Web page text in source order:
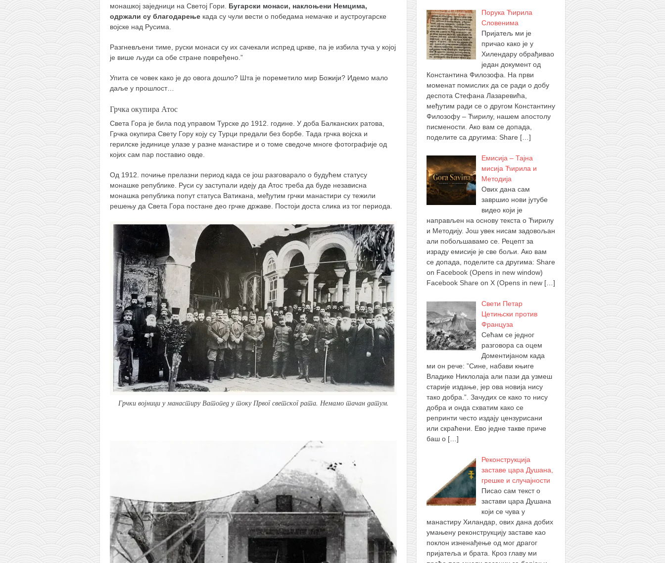
монашкој заједници на Светој Гори. Бугарски монаси, наклоњени Немцима,
одржали су благодарење када су чули вести о победама немачке и аустроугарске
војске над Русима.
Разгневљени тиме, руски монаси су их сачекали испред цркве, па је избила туча у којој
је више људи са обе стране повређено.”
Упита се човек како је до овога дошло? Шта је пореметило мир Божији? Идемо мало
даље у прошлост…
Грчка окупира Атос
Света Гора је била под управом Турске до 1912. године. У доба Балканских ратова,
Грчка окупира Свету Гору коју су Турци предали без борбе. Тада грчка војска и
герилске јединице улазе у разне манастире и о томе сведоче многе фотографије од
којих сам пар поставио овде.
Од 1912. почиње прелазни период када се још разговарало о будућем статусу
монашке републике. Руси су заступали идеју да Атос треба да буде независна
монашка република попут статуса Ватикана, међутим грчки манастири су тежили
решењу да Света Гора постане део грчке државе. Постоји доста слика из тог периода.
Грчки војници у манастиру Ватопед у току Првог светског рата. Немамо тачан датум.
Порука Ћирила
Словенима
Пријатељ ми је
причао како је у
Хилендару обрађивао
један документ од
Константина Филозофа. На први
моменат помислих да се ради о добу
деспота Стефана Лазаревића,
међутим ради се о другом Константину
Филозофу – Ћирилу, нашем апостолу
писмености. Ако вам се допада,
поделите са другима: Share […]
Емисија – Тајна
мисија Ћирила и
Методија
Ових дана сам
завршио нови јутубе
видео који је
направљен на основу текста о Ћирилу
и Методију. Још увек нисам задовољан
али побољшавамо се. Рецепт за
израду емисије је све бољи. Ако вам
се допада, поделите са другима: Share
on Facebook (Opens in new window)
Facebook Share on X (Opens in new […]
Свети Петар
Цетињски против
Француза
Сећам се једног
разговора са оцем
Доментијаном када
ми он рече: ”Сине, набави књиге
Владике Никлолаја али пази да узмеш
старије издање, јер ова новија нису
тако добра.”. Зачудих се како то нису
добра и онда схватим како се
репринти често издају цензурисани
или скраћени. Ево једне такве приче
баш о […]
Реконструкција
заставе цара Душана,
грешке и случајности
Писао сам текст о
застави цара Душана
који се чува у
манастиру Хиландар, ових дана добих
умањену реконструкцију заставе као
поклон изненађење од мог драгог
пријатеља и брата. Кроз главу ми